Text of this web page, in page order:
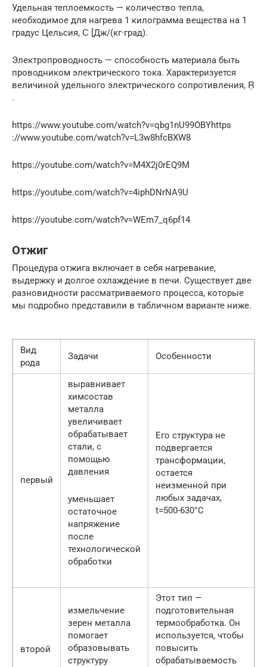
Удельная теплоемкость — количество тепла,
необходимое для нагрева 1 килограмма вещества на 1
градус Цельсия, Ϲ [Дж/(кг·град).
Электропроводность — способность материала быть
проводником электрического тока. Характеризуется
величиной удельного электрического сопротивления, Ṛ
.
https://www.youtube.com/watch?v=qbg1nU99OBYhttps
://www.youtube.com/watch?v=L3w8hfcBXW8
https://youtube.com/watch?v=M4X2j0rEQ9M
https://youtube.com/watch?v=4iphDNrNA9U
https://youtube.com/watch?v=WEm7_q6pf14
Отжиг
Процедура отжига включает в себя нагревание,
выдержку и долгое охлаждение в печи. Существует две
разновидности рассматриваемого процесса, которые
мы подробно представили в табличном варианте ниже.
Вид
рода
Задачи Особенности
первый
выравнивает
химсостав
металла
увеличивает
обрабатывает
стали, с
помощью
давления
уменьшает
остаточное
напряжение
после
технологической
обработки
Его структура не
подвергается
трансформации,
остается
неизменной при
любых задачах,
t=500-630°C
второй
измельчение
зерен металла
помогает
образовывать
структуру
Этот тип —
подготовительная
термообработка. Он
используется, чтобы
повысить
обрабатываемость